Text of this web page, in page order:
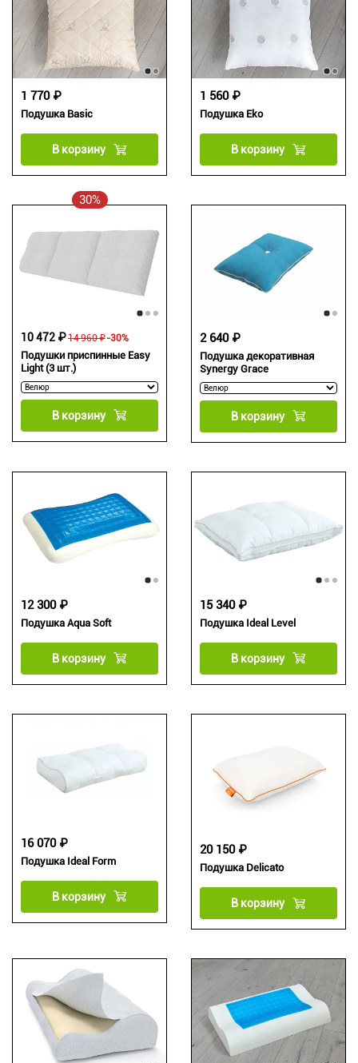
Подушка Basic
1 770 ₽
В корзину
Подушка Eko
1 560 ₽
В корзину
30%
Подушки приспинные Easy
Light (3 шт.)
14 960 ₽
10 472 ₽ -30%
В корзину
Подушка декоративная
Synergy Grace
2 640 ₽
В корзину
Подушка Aqua Soft
12 300 ₽
В корзину
Подушка Ideal Level
15 340 ₽
В корзину
Подушка Ideal Form
16 070 ₽
В корзину
Подушка Delicato
20 150 ₽
В корзину